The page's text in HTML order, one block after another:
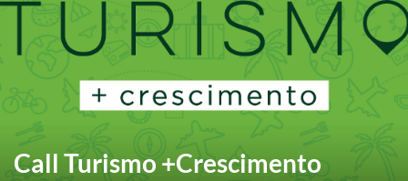
Call Turismo +Crescimento